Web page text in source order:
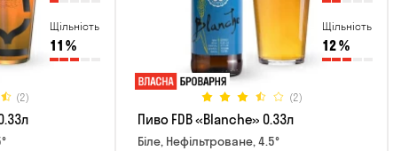
Щільність
11 %
(2)
Щільність
12%
(2)
Пиво FDB «Blanche» 0.33л
Біле, Нефільтроване, 4.5°